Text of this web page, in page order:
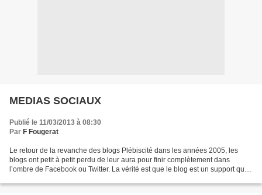
MEDIAS SOCIAUX
Publié le 11/03/2013 à 08:30
Par F Fougerat
Le retour de la revanche des blogs Plébiscité dans les années 2005, les
blogs ont petit à petit perdu de leur aura pour finir complètement dans
l’ombre de Facebook ou Twitter. La vérité est que le blog est un support qui